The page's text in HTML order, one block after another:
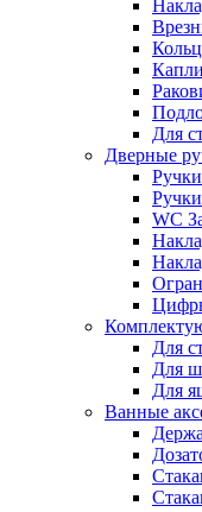
Капли
Для
Дверные
WC
Для
Для
Для
Ванные